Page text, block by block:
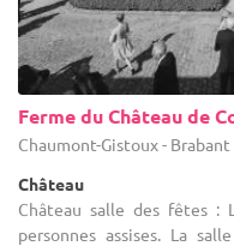
Ferme du Château de
Chaumont-Gistoux -
Château
Château salle des fêtes :
personnes assises. La